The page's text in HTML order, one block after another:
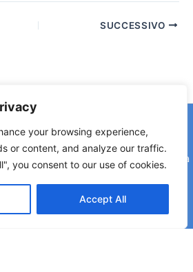
your browsing experience,
or content, and analyze our traffic.
you consent to our use of cookies.
Accept All
SUCCESSIVO
Radio Lab - Università degli Studi di
testata registrata presso il Tribunale di
Licenza SIAE n. 508/I/639 Società